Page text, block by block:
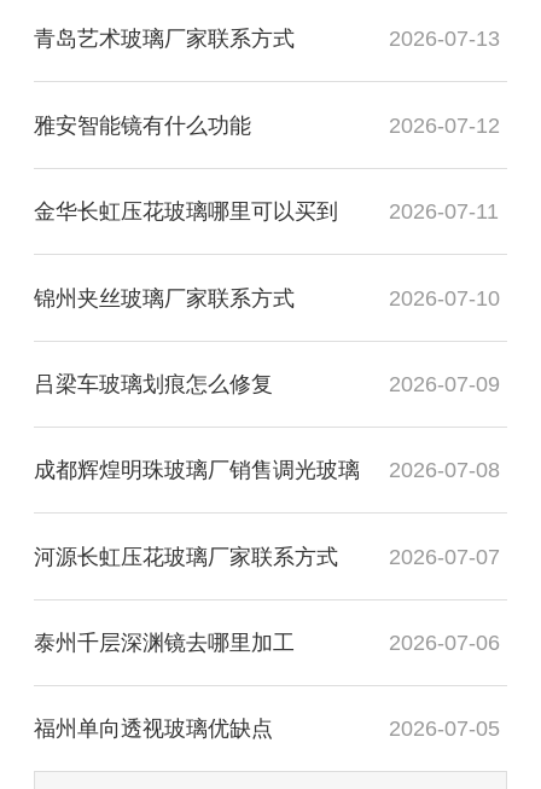
青岛艺术玻璃厂家联系方式 2026-07-13
雅安智能镜有什么功能 2026-07-12
金华长虹压花玻璃哪里可以买到 2026-07-11
锦州夹丝玻璃厂家联系方式 2026-07-10
吕梁车玻璃划痕怎么修复 2026-07-09
成都辉煌明珠玻璃厂销售调光玻璃 2026-07-08
河源长虹压花玻璃厂家联系方式 2026-07-07
泰州千层深渊镜去哪里加工 2026-07-06
福州单向透视玻璃优缺点 2026-07-05